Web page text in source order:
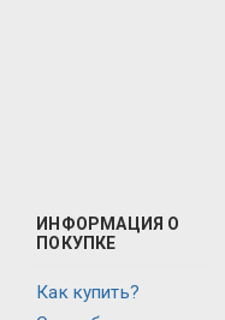
ИНФОРМАЦИЯ О
ПОКУПКЕ
Как купить?